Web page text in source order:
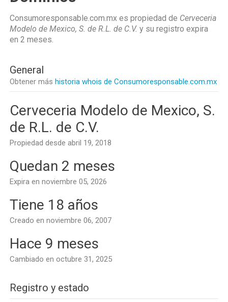
Consumoresponsable.com.mx es propiedad de Cerveceria
Modelo de Mexico, S. de R.L. de C.V. y su registro expira
en 2 meses.
General
Obtener más historia whois de Consumoresponsable.com.mx
Cerveceria Modelo de Mexico, S.
de R.L. de C.V.
Propiedad desde abril 19, 2018
Quedan 2 meses
Expira en noviembre 05, 2026
Tiene 18 años
Creado en noviembre 06, 2007
Hace 9 meses
Cambiado en octubre 31, 2025
Registro y estado